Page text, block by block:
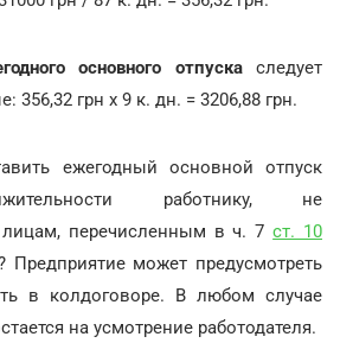
основного отпускаследует
356,32 грн х 9 к. дн. = 3206,88 грн.
ежегодный основной отпуск
работнику, не
перечисленным в ч. 7ст. 10
Предприятие может предусмотреть
в колдоговоре. В любом случае
на усмотрение работодателя.